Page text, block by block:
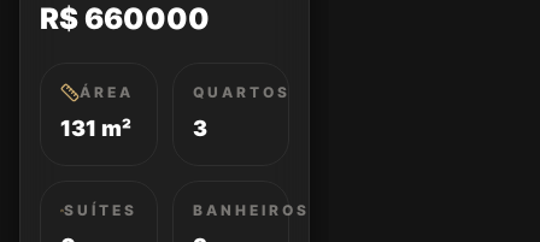
R$ 660000
ÁREA
131 m²
QUARTOS
3
SUÍTES BANHEIROS